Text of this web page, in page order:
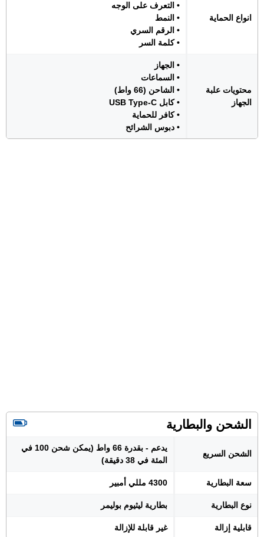
انواع الحماية
• التعرف على الوجه
• النمط
• الرقم السري
• كلمة السر
محتويات علبة
الجهاز
• الجهاز
• السماعات
• الشاحن (66 واط)
• كابل USB Type-C
• كافر للحماية
• دبوس الشرائح
الشحن والبطارية
الشحن السريع
يدعم - بقدرة 66 واط (يمكن شحن 100 في
المئة في 38 دقيقة)
سعة البطارية 4300 مللي أمبير
نوع البطارية بطارية ليثيوم بوليمر
قابلية إزالة غير قابلة للإزالة